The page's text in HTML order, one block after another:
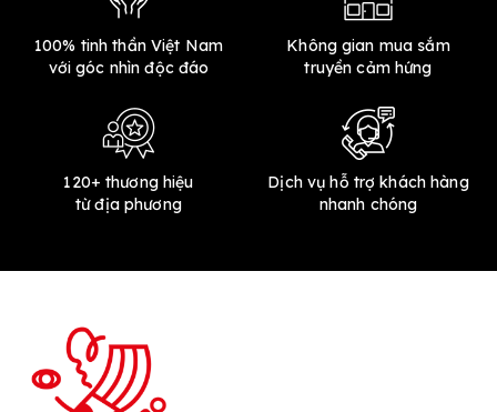
100% tinh thần Việt Nam
với góc nhìn độc đáo
Không gian mua sắm
truyền cảm hứng
120+ thương hiệu
từ địa phương
Dịch vụ hỗ trợ khách hàng
nhanh chóng